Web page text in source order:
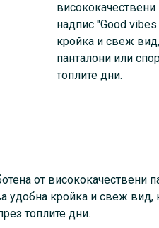
надпис "Good
кройка и свеж
панталони или
топлите дни.
от
кройка и свеж вид,
топлите дни.